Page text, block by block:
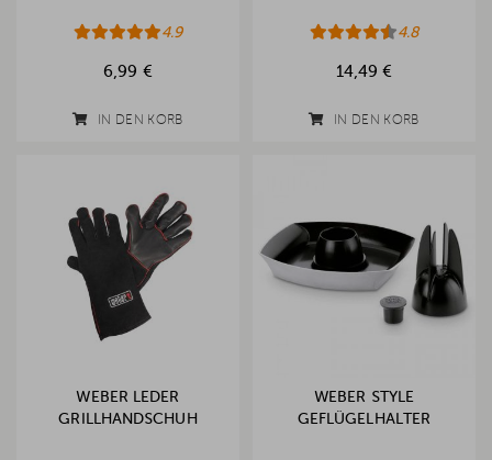
4.9
6,99 €
IN DEN KORB
4.8
14,49 €
IN DEN KORB
WEBER LEDER
GRILLHANDSCHUH
WEBER STYLE
GEFLÜGELHALTER